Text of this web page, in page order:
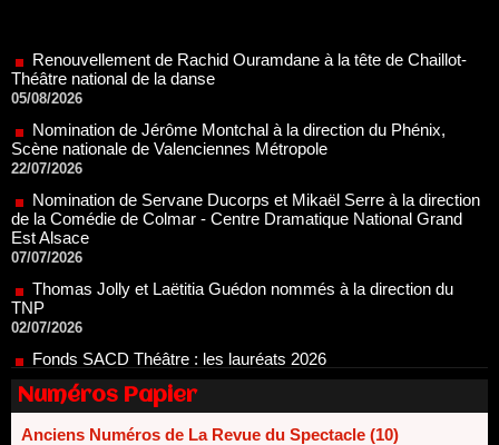
05/08/2026
Nomination de Jérôme Montchal à la direction du Phénix,
Scène nationale de Valenciennes Métropole
22/07/2026
Nomination de Servane Ducorps et Mikaël Serre à la direction
de la Comédie de Colmar - Centre Dramatique National Grand
Est Alsace
07/07/2026
Thomas Jolly et Laëtitia Guédon nommés à la direction du
TNP
02/07/2026
Fonds SACD Théâtre : les lauréats 2026
23/06/2026
Dispositif ARTCENA Écrire pour le cirque, les lauréats 2026 !
20/06/2026
Le palmarès des prix SACD 2026
18/06/2026
Numéros Papier
Anciens Numéros de La Revue du Spectacle (10)